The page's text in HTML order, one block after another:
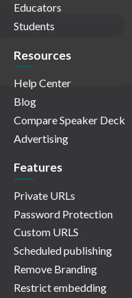
Educators
Students
Resources
Help Center
Blog
Compare Speaker Deck
Advertising
Features
Private URLs
Password Protection
Custom URLS
Scheduled publishing
Remove Branding
Restrict embedding